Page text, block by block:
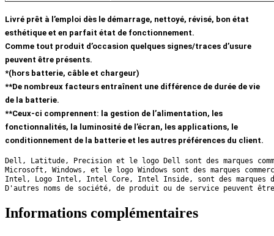
Livré prêt à l’emploi dès le démarrage, nettoyé, révisé, bon état
esthétique et en parfait état de fonctionnement.
Comme tout produit d’occasion quelques signes/traces d’usure
peuvent être présents.
*(hors batterie, câble et chargeur)
**De nombreux facteurs entraînent une différence de durée de vie
de la batterie.
**Ceux-ci comprennent: la gestion de l’alimentation, les
fonctionnalités, la luminosité de l’écran, les applications, le
conditionnement de la batterie et les autres préférences du client.
Dell, Latitude, Precision et le logo Dell sont des marques
Microsoft, Windows, et le logo Windows sont des marques
Intel, Logo Intel, Intel Core, Intel Inside, sont des marques
D'autres noms de société, de produit ou de service peuvent
Informations complémentaires